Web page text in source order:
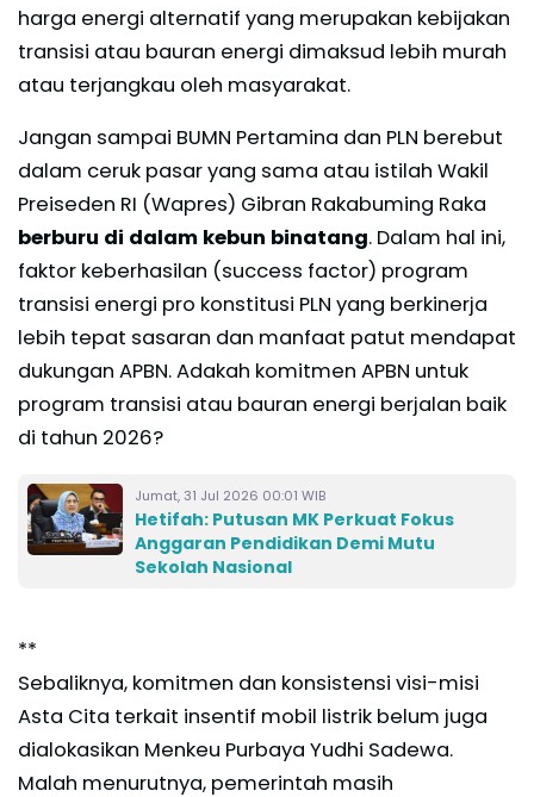
harga energi alternatif yang merupakan kebijakan
transisi atau bauran energi dimaksud lebih murah
atau terjangkau oleh masyarakat.
Jangan sampai BUMN Pertamina dan PLN berebut
dalam ceruk pasar yang sama atau istilah Wakil
Preiseden RI (Wapres) Gibran Rakabuming Raka
berburu di dalam kebun binatang. Dalam hal ini,
faktor keberhasilan (success factor) program
transisi energi pro konstitusi PLN yang berkinerja
lebih tepat sasaran dan manfaat patut mendapat
dukungan APBN. Adakah komitmen APBN untuk
program transisi atau bauran energi berjalan baik
di tahun 2026?
Jumat, 31 Jul 2026 00:01 WIB
Hetifah: Putusan MK Perkuat Fokus
Anggaran Pendidikan Demi Mutu
Sekolah Nasional
**
Sebaliknya, komitmen dan konsistensi visi-misi
Asta Cita terkait insentif mobil listrik belum juga
dialokasikan Menkeu Purbaya Yudhi Sadewa.
Malah menurutnya, pemerintah masih